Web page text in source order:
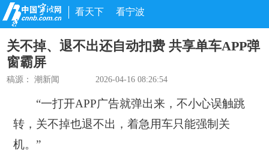
看天下 看宁波
关不掉、退不出还自动扣费 共享单车APP弹
窗霸屏
稿源：潮新闻 2026-04-16 08:26:54
“一打开APP广告就弹出来，不小心误触跳
转，关不掉也退不出，着急用车只能强制关
机。”